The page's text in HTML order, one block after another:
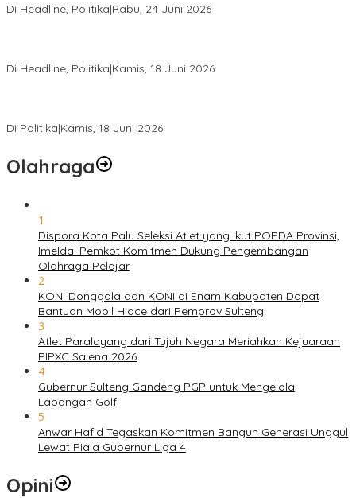
Di Headline, Politika|Rabu, 24 Juni 2026
Di Headline, Politika|Kamis, 18 Juni 2026
Di Politika|Kamis, 18 Juni 2026
Olahraga
1
Dispora Kota Palu Seleksi Atlet yang Ikut POPDA Provinsi,
Imelda: Pemkot Komitmen Dukung Pengembangan
Olahraga Pelajar
2
KONI Donggala dan KONI di Enam Kabupaten Dapat
Bantuan Mobil Hiace dari Pemprov Sulteng
3
Atlet Paralayang dari Tujuh Negara Meriahkan Kejuaraan
PIPXC Salena 2026
4
Gubernur Sulteng Gandeng PGP untuk Mengelola
Lapangan Golf
5
Anwar Hafid Tegaskan Komitmen Bangun Generasi Unggul
Lewat Piala Gubernur Liga 4
Opini